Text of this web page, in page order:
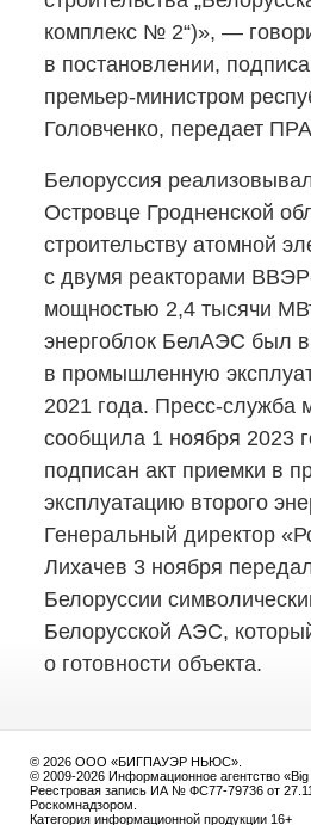
комплекс № 2“)», —
в постановлении,
премьер-министром
Головченко, передает
Белоруссия
Островце Гродненской
строительству атомной
с двумя реакторами
мощностью 2,4 тысячи
энергоблок БелАЭС был
в промышленную
2021 года. Пресс-служба
сообщила 1 ноября 2023
подписан акт приемки в
эксплуатацию второго
Генеральный директор
Лихачев 3 ноября
Белоруссии
Белорусской АЭС,
о готовности объекта.
© 2026 ООО «БИГПАУЭР НЬЮС».
© 2009-2026 Информационное агентство
Реестровая запись ИА № ФС77-79736 от
Роскомнадзором.
Категория информационной продукции 16+